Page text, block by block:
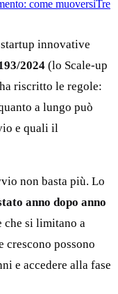
come muoversiTre
innovative
2024 (lo Scale-up
riscritto le regole:
a lungo può
e quali il
non basta più. Lo
anno dopo anno
che si limitano a
crescono possono
e accedere alla fase